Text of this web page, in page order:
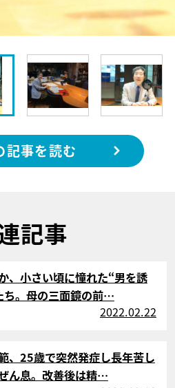
記事を読む
記事
、小さい頃に憧れた“男を誘
ち。母の三面鏡の前…
2022.02.22
、25歳で突然発症し長年苦し
ん息。改善後は精…